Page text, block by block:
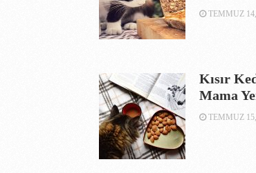
TEMMUZ
Kısır
Mama
TEMMUZ